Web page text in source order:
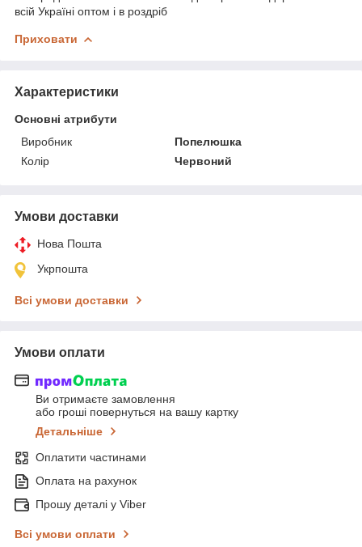
всій Україні оптом і в роздріб
Приховати
Характеристики
Основні атрибути
Виробник
Попелюшка
Колір
Червоний
Умови доставки
Нова Пошта
Укрпошта
Всі умови доставки
Умови оплати
Ви отримаєте замовлення
або гроші повернуться на вашу картку
Детальніше
Оплатити частинами
Оплата на рахунок
Прошу деталі у Viber
Всі умови оплати